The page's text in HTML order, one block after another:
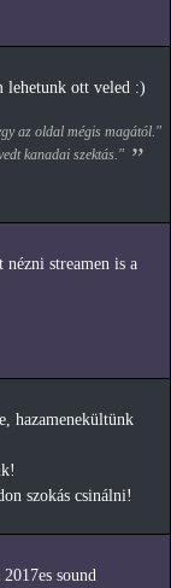
lehetunk ott veled :)
az oldal mégis magától."
kanadai szektás."
streamen is a
hazamenekültünk
szokás csinálni!
sound